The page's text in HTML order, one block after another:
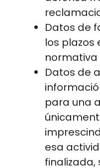
Datos de
los plazos
Datos de
para una
esa
finalizada,